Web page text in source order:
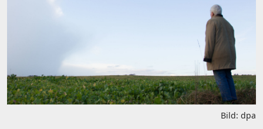
Bild: dpa